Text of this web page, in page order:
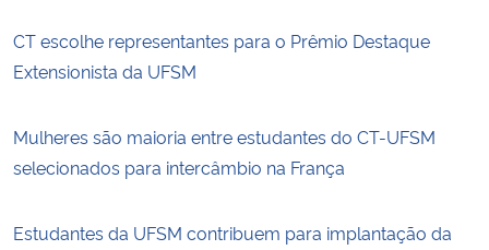
CT escolhe representantes para o Prêmio Destaque
Extensionista da UFSM
Mulheres são maioria entre estudantes do CT-UFSM
selecionados para intercâmbio na França
Estudantes da UFSM contribuem para implantação da